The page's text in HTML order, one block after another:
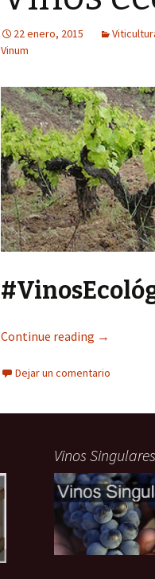
22 enero, 2015
Vinum
Continue reading →
Dejar un comentario
Vinos Singulares